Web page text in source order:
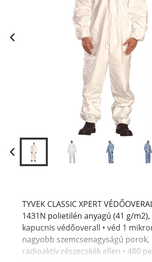
TYVEK CLASSIC XPERT
1431N polietilén anyagú (41 g/
kapucnis védőoverall • véd 1
nagyobb szemcsenagyságú porok,
radioaktív részecskék ellen • 480